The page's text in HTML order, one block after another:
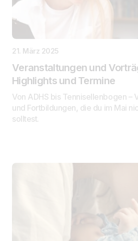
21. März 2025
Veranstaltungen und
Highlights und Termine
Von ADHS bis Tennisellenbogen –
und Fortbildungen, die du im Mai
solltest.